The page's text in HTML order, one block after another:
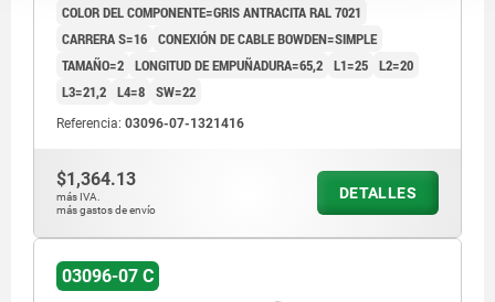
COLOR DEL COMPONENTE=GRIS ANTRACITA RAL 7021
CARRERA S=16 CONEXIÓN DE CABLE BOWDEN=SIMPLE
TAMAÑO=2 LONGITUD DE EMPUÑADURA=65,2 L1=25 L2=20
L3=21,2 L4=8 SW=22
Referencia: 03096-07-1321416
$1,364.13
más IVA.
más gastos de envío
DETALLES
03096-07 C